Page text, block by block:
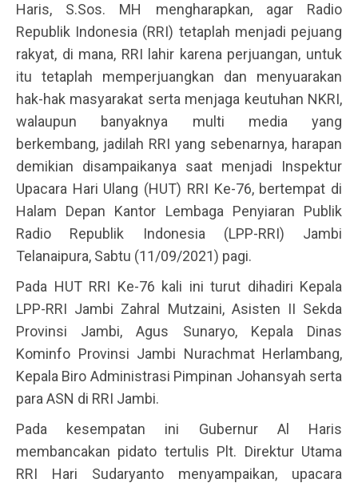
Haris, S.Sos. MH mengharapkan, agar Radio
Republik Indonesia (RRI) tetaplah menjadi pejuang
rakyat, di mana, RRI lahir karena perjuangan, untuk
itu tetaplah memperjuangkan dan menyuarakan
hak-hak masyarakat serta menjaga keutuhan NKRI,
walaupun banyaknya multi media yang
berkembang, jadilah RRI yang sebenarnya, harapan
demikian disampaikanya saat menjadi Inspektur
Upacara Hari Ulang (HUT) RRI Ke-76, bertempat di
Halam Depan Kantor Lembaga Penyiaran Publik
Radio Republik Indonesia (LPP-RRI) Jambi
Telanaipura, Sabtu (11/09/2021) pagi.
Pada HUT RRI Ke-76 kali ini turut dihadiri Kepala
LPP-RRI Jambi Zahral Mutzaini, Asisten II Sekda
Provinsi Jambi, Agus Sunaryo, Kepala Dinas
Kominfo Provinsi Jambi Nurachmat Herlambang,
Kepala Biro Administrasi Pimpinan Johansyah serta
para ASN di RRI Jambi.
Pada kesempatan ini Gubernur Al Haris
membancakan pidato tertulis Plt. Direktur Utama
RRI Hari Sudaryanto menyampaikan, upacara